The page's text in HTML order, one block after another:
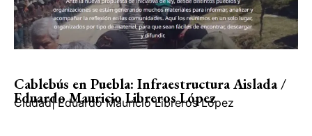
Cablebús en Puebla: Infraestructura Aislada /
Eduardo Mauricio Libreros López
Ciudad| Eduardo Mauricio Libreros López